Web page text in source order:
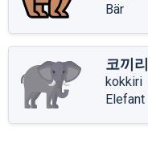
Bär
코끼리
kokkiri
Elefant